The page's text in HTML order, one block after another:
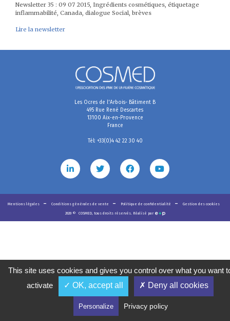
Newsletter 35 : 09 07 2015, Ingrédients cosmétiques, étiquetage
inflammabilité, Canada, dialogue Social, brèves
Lire la newsletter
Les Ocres de l'Arbois- Bâtiment B
495 Rue René Descartes
13100 Aix-en-Provence
France
Tél: +33(0)4 42 22 30 40
Mentions légales Conditions générales de vente Politique de confidentialité
Gestion des cookies
2020 © COSMED, tous droits réservés. Réalisé par
This site uses cookies and gives you control over what you want
activate
✓ OK, accept all ✗ Deny all cookies
Personalize Privacy policy